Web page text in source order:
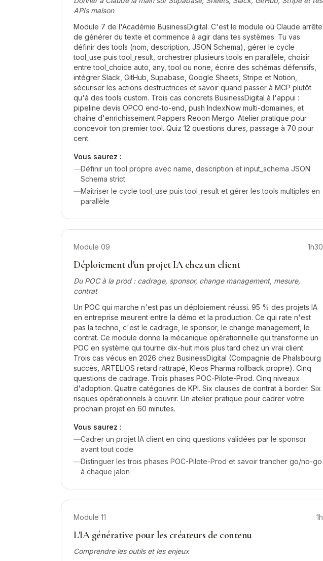
APIs maison
Module 7 de l'Académie BusinessDigital. C'est le module où Claude arrête
de générer du texte et commence à agir dans tes systèmes. Tu vas
définir des tools (nom, description, JSON Schema), gérer le cycle
tool_use puis tool_result, orchestrer plusieurs tools en parallèle, choisir
entre tool_choice auto, any, tool ou none, écrire des schémas défensifs,
intégrer Slack, GitHub, Supabase, Google Sheets, Stripe et Notion,
sécuriser les actions destructrices et savoir quand passer à MCP plutôt
qu'à des tools custom. Trois cas concrets BusinessDigital à l'appui :
pipeline devis OPCO end-to-end, push IndexNow multi-domaines, et
chaîne d'enrichissement Pappers Reoon Mergo. Atelier pratique pour
concevoir ton premier tool. Quiz 12 questions dures, passage à 70 pour
cent.
Vous saurez :
—Définir un tool propre avec name, description et input_schema JSON
Schema strict
—Maîtriser le cycle tool_use puis tool_result et gérer les tools multiples en
parallèle
Module 09 1h30
Déploiement d'un projet IA chez un client
Du POC à la prod : cadrage, sponsor, change management, mesure,
contrat
Un POC qui marche n'est pas un déploiement réussi. 95 % des projets IA
en entreprise meurent entre la démo et la production. Ce qui rate n'est
pas la techno, c'est le cadrage, le sponsor, le change management, le
contrat. Ce module donne la mécanique opérationnelle qui transforme un
POC en système qui tourne dix-huit mois plus tard chez un vrai client.
Trois cas vécus en 2026 chez BusinessDigital (Compagnie de Phalsbourg
succès, ARTELIOS retard rattrapé, Kleos Pharma rollback propre). Cinq
questions de cadrage. Trois phases POC-Pilote-Prod. Cinq niveaux
d'adoption. Quatre catégories de KPI. Six clauses de contrat à border. Six
risques opérationnels à couvrir. Un atelier pratique pour cadrer votre
prochain projet en 60 minutes.
Vous saurez :
—Cadrer un projet IA client en cinq questions validées par le sponsor
avant tout code
—Distinguer les trois phases POC-Pilote-Prod et savoir trancher go/no-go
à chaque jalon
Module 11 1h
L'IA générative pour les créateurs de contenu
Comprendre les outils et les enjeux